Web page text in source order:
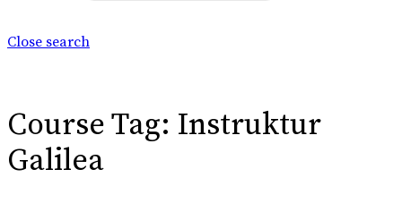
Close search
Course Tag: Instruktur
Galilea